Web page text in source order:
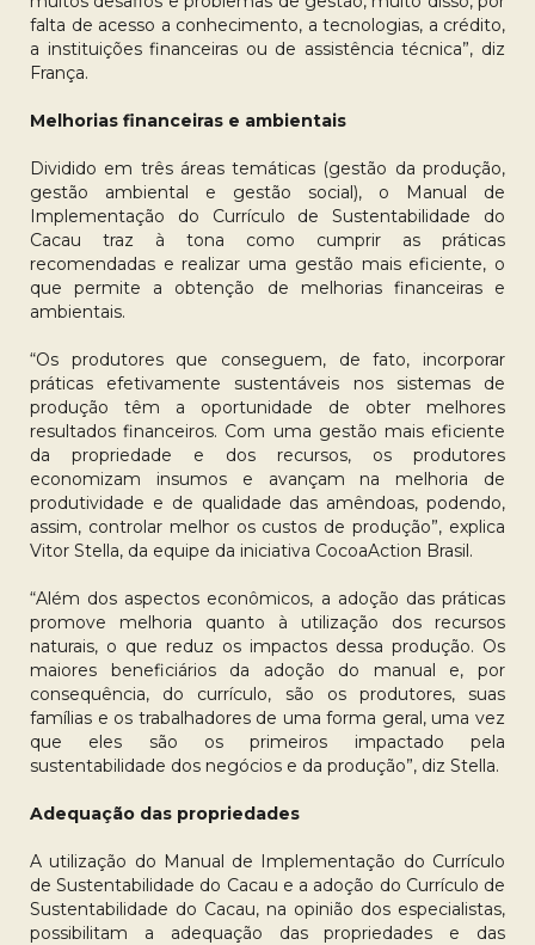
falta de acesso a conhecimento, a tecnologias, a crédito,
a instituições financeiras ou de assistência técnica”, diz
França.
Melhorias financeiras e ambientais
Dividido em três áreas temáticas (gestão da produção,
gestão ambiental e gestão social), o Manual de
Implementação do Currículo de Sustentabilidade do
Cacau traz à tona como cumprir as práticas
recomendadas e realizar uma gestão mais eficiente, o
que permite a obtenção de melhorias financeiras e
ambientais.
“Os produtores que conseguem, de fato, incorporar
práticas efetivamente sustentáveis nos sistemas de
produção têm a oportunidade de obter melhores
resultados financeiros. Com uma gestão mais eficiente
da propriedade e dos recursos, os produtores
economizam insumos e avançam na melhoria de
produtividade e de qualidade das amêndoas, podendo,
assim, controlar melhor os custos de produção”, explica
Vitor Stella, da equipe da iniciativa CocoaAction Brasil.
“Além dos aspectos econômicos, a adoção das práticas
promove melhoria quanto à utilização dos recursos
naturais, o que reduz os impactos dessa produção. Os
maiores beneficiários da adoção do manual e, por
consequência, do currículo, são os produtores, suas
famílias e os trabalhadores de uma forma geral, uma vez
que eles são os primeiros impactado pela
sustentabilidade dos negócios e da produção”, diz Stella.
Adequação das propriedades
A utilização do Manual de Implementação do Currículo
de Sustentabilidade do Cacau e a adoção do Currículo de
Sustentabilidade do Cacau, na opinião dos especialistas,
possibilitam a adequação das propriedades e das